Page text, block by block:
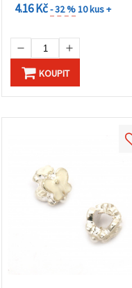
4.16 Kč- 32 %10 kus +
KOUPIT